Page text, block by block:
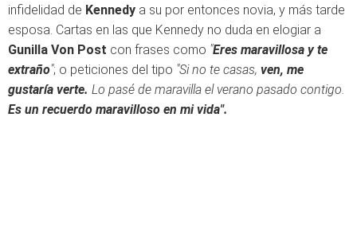
infidelidad de Kennedy a su por entonces novia, y más tarde
esposa. Cartas en las que Kennedy no duda en elogiar a
Gunilla Von Post con frases como "Eres maravillosa y te
extraño"; o peticiones del tipo "Si no te casas, ven, me
gustaría verte. Lo pasé de maravilla el verano pasado contigo.
Es un recuerdo maravilloso en mi vida".